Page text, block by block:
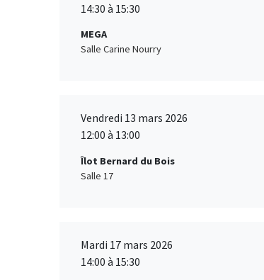
14:30 à 15:30
MEGA
Salle Carine Nourry
Vendredi 13 mars 2026
12:00 à 13:00
Îlot Bernard du Bois
Salle 17
Mardi 17 mars 2026
14:00 à 15:30